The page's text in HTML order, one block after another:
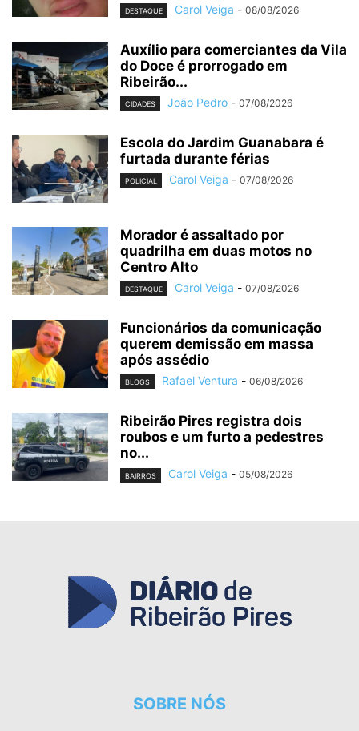
DESTAQUE Carol Veiga - 08/08/2026
Auxílio para comerciantes da Vila
do Doce é prorrogado em
Ribeirão...
CIDADES João Pedro - 07/08/2026
Escola do Jardim Guanabara é
furtada durante férias
POLICIAL Carol Veiga - 07/08/2026
Morador é assaltado por
quadrilha em duas motos no
Centro Alto
DESTAQUE Carol Veiga - 07/08/2026
Funcionários da comunicação
querem demissão em massa
após assédio
BLOGS Rafael Ventura - 06/08/2026
Ribeirão Pires registra dois
roubos e um furto a pedestres
no...
BAIRROS Carol Veiga - 05/08/2026
SOBRE NÓS